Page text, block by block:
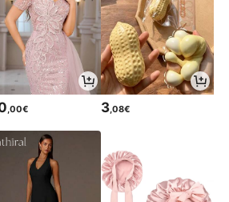
,00€ 3,08€